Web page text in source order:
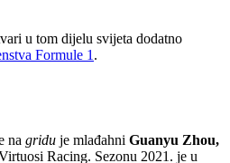
u tom dijelu svijeta dodatno
Formule 1 .
na gridu je mlađahni Guanyu Zhou,
Racing. Sezonu 2021. je u